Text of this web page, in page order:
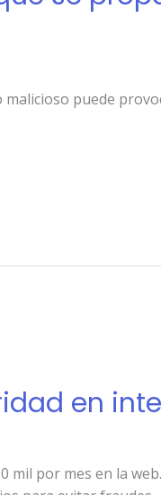
puede
en
por mes en la